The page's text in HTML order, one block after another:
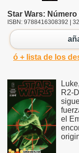
Star Wars: Número
ISBN: 9788416308392 |
ó + lista de los
R2-
el